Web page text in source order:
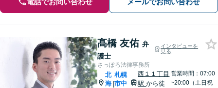
髙橋 友佑 弁
護士
インタビューを
見る
さっぽろ法律事務所
北
海 |
札幌
市中
西１１丁目
駅から徒
営業時間：07:00
~20:00（土日祝